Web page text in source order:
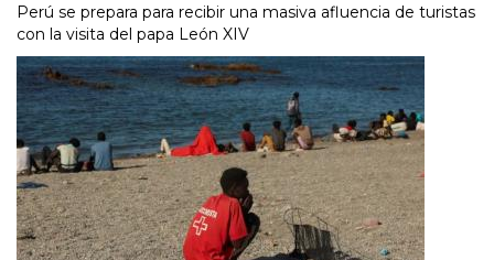
Perú se prepara para recibir una masiva afluencia de turistas
con la visita del papa León XIV